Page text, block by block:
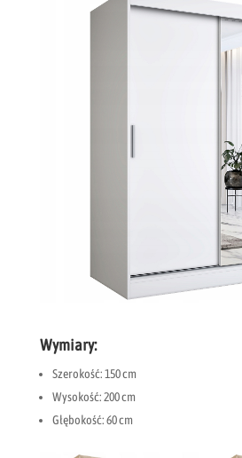
Wymiary:
Szerokość: 150 cm
Wysokość: 200 cm
Głębokość: 60 cm